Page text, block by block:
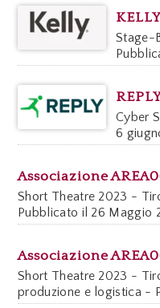
Stage-
Cyber
6
Associazione
Short Theatre 2023 -
Pubblicato il 26 Maggio
Associazione
Short Theatre 2023 -
produzione e logistica -